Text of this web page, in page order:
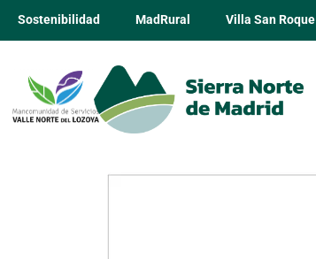
Sostenibilidad MadRural Villa San Roque